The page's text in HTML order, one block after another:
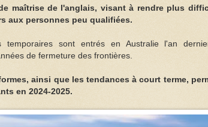
maîtrise de l'anglais, visant à rendre plus
aux personnes peu qualifiées.
temporaires sont entrés en Australie l'an
de fermeture des frontières.
ainsi que les tendances à court terme,
en 2024-2025.